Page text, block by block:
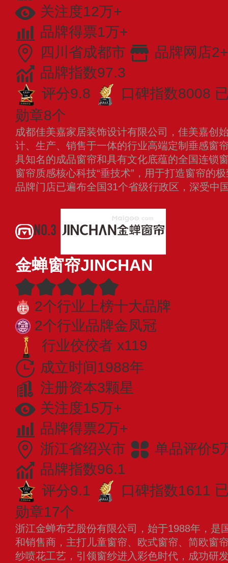
关注度12万+
品牌得票1万+
四川省成都市
品牌网店2+
品牌指数97.3
评分9.8
口碑指数8008
勋章8个
成都佳美嘉家居装饰设计有限公司，佳美嘉创
计、生产、销售于一体的行业高端定制垂感窗
具知名的成品窗帘和具有文化底蕴的全国连锁
窗帘质感核心科技“垂技术”，用于打造窗帘的
品牌门店已遍布全国31个省级行政区，深受中
NO.3
金蝉窗帘JINCHAN
2个行业上榜十大品牌
2个行业品牌金凤冠
行业佼佼者 x119
成立时间1988年
注册资本3颗星
关注度15万+
品牌得票2万+
浙江省绍兴市
单品评价5
品牌指数96.1
评分9.1
口碑指数1611
勋章17个
浙江金蝉布艺股份有限公司，始于1988年，是
和销售商，主打儿童窗帘、欧式窗帘、简欧窗
纱喷花工艺，引领窗纱进入彩色时代，成功研